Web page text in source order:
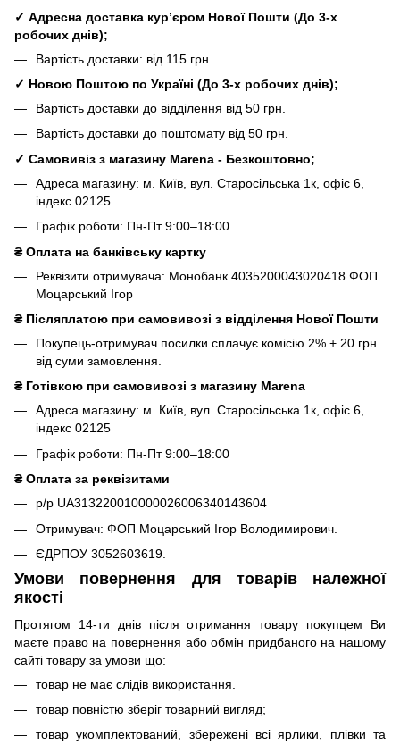
✓ Адресна доставка кур’єром Нової Пошти (До 3-х
робочих днів);
Вартість доставки: від 115 грн.
✓ Новою Поштою по Україні (До 3-х робочих днів);
Вартість доставки до відділення від 50 грн.
Вартість доставки до поштомату від 50 грн.
✓ Самовивіз з магазину Marena - Безкоштовно;
Адреса магазину: м. Київ, вул. Старосільська 1к, офіс 6,
індекс 02125
Графік роботи: Пн-Пт 9:00–18:00
₴Оплата на банківську картку
Реквізити отримувача: Монобанк 4035200043020418 ФОП
Моцарський Ігор
₴Післяплатою при самовивозі з відділення Нової Пошти
Покупець-отримувач посилки сплачує комісію 2% + 20 грн
від суми замовлення.
₴ Готівкою при самовивозі з магазину Marena
Адреса магазину: м. Київ, вул. Старосільська 1к, офіс 6,
індекс 02125
Графік роботи: Пн-Пт 9:00–18:00
₴ Оплата за реквізитами
р/р UA313220010000026006340143604
Отримувач: ФОП Моцарський Ігор Володимирович.
ЄДРПОУ 3052603619.
Умови повернення для товарів належної
якості
Протягом 14-ти днів після отримання товару покупцем Ви
маєте право на повернення або обмін придбаного на нашому
сайті товару за умови що:
товар не має слідів використання.
товар повністю зберіг товарний вигляд;
товар укомплектований, збережені всі ярлики, плівки та